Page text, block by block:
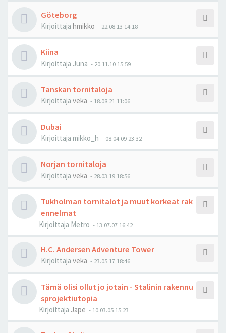
Göteborg
Kirjoittaja hmikko - 22.08.13 14:18
Kiina
Kirjoittaja Juna - 20.11.10 15:59
Tanskan tornitaloja
Kirjoittaja veka - 18.08.21 11:06
Dubai
Kirjoittaja mikko_h - 08.04.09 23:32
Norjan tornitaloja
Kirjoittaja veka - 28.03.19 18:56
Tukholman tornitalot ja muut korkeat rak
ennelmat
Kirjoittaja Metro - 13.07.07 16:42
H.C. Andersen Adventure Tower
Kirjoittaja veka - 23.05.17 18:46
Tämä olisi ollut jo jotain - Stalinin rakennu
sprojektiutopia
Kirjoittaja Jape - 10.03.05 15:23